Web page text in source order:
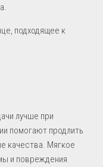
подходящее к
лучше при
помогают продлить
качества. Мягкое
и повреждения